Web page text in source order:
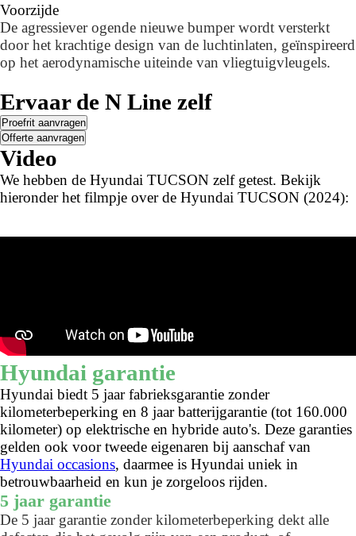
Voorzijde
De agressiever ogende nieuwe bumper wordt versterkt
door het krachtige design van de luchtinlaten, geïnspireerd
op het aerodynamische uiteinde van vliegtuigvleugels.
Ervaar de N Line zelf
Proefrit aanvragen
Offerte aanvragen
Video
We hebben de Hyundai TUCSON zelf getest. Bekijk
hieronder het filmpje over de Hyundai TUCSON (2024):
Hyundai garantie
Hyundai biedt 5 jaar fabrieksgarantie zonder
kilometerbeperking en 8 jaar batterijgarantie (tot 160.000
kilometer) op elektrische en hybride auto's. Deze garanties
gelden ook voor tweede eigenaren bij aanschaf van
Hyundai occasions, daarmee is Hyundai uniek in
betrouwbaarheid en kun je zorgeloos rijden.
5 jaar garantie
De 5 jaar garantie zonder kilometerbeperking dekt alle